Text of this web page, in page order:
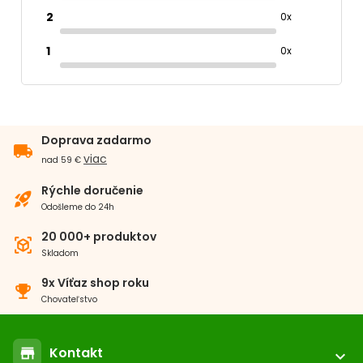
2 0x
1 0x
local_shipping
Doprava zadarmo
nad 59 € viac
rocket_launch Rýchle doručenie
Odošleme do 24h
view_in_ar 20 000+ produktov
Skladom
emoji_events 9x Víťaz shop roku
Chovateľstvo
store Kontakt
expand_more